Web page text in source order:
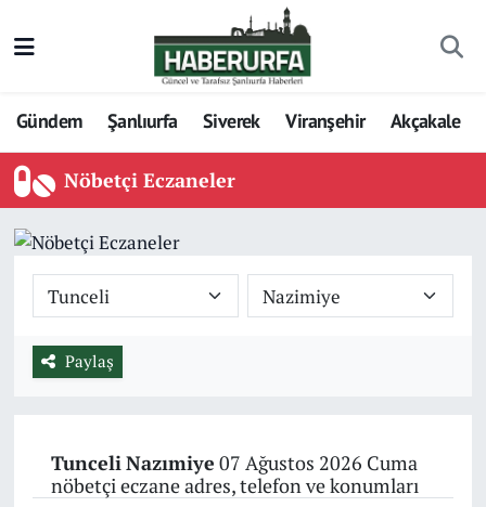
Gündem Şanlıurfa Siverek Viranşehir Akçakale
Nöbetçi Eczaneler
Paylaş
TunceliNazımiye 07 Ağustos 2026 Cuma
nöbetçi eczane adres, telefon ve konumları